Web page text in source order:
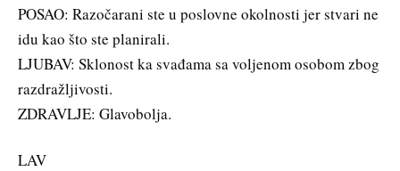
POSAO: Razočarani ste u poslovne okolnosti jer stvari ne
idu kao što ste planirali.
LJUBAV: Sklonost ka svađama sa voljenom osobom zbog
razdražljivosti.
ZDRAVLJE: Glavobolja.
LAV